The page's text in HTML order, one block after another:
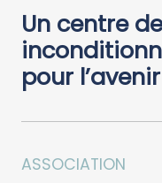
Un centre
pour l’avenir
ASSOCIATION